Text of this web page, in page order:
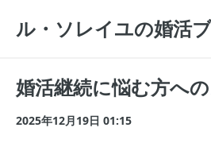
ル・ソレイユの婚活
婚活継続に悩む方へ
2025年12月19日 01:15